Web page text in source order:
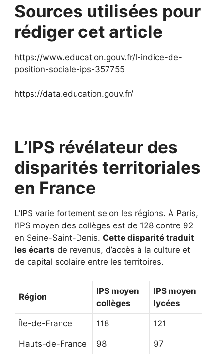
Sources utilisées pour
rédiger cet article
https://www.education.gouv.fr/l-indice-de-
position-sociale-ips-357755
https://data.education.gouv.fr/
L’IPS révélateur des
disparités territoriales
en France
L’IPS varie fortement selon les régions. À Paris,
l’IPS moyen des collèges est de 128 contre 92
en Seine-Saint-Denis. Cette disparité traduit
les écarts de revenus, d’accès à la culture et
de capital scolaire entre les territoires.
Région
IPS moyen
collèges
IPS moyen
lycées
Île-de-France 118 121
Hauts-de-France 98 97